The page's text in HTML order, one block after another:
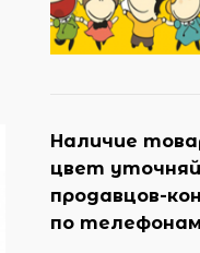
Наличие
цвет
продавцов-
по